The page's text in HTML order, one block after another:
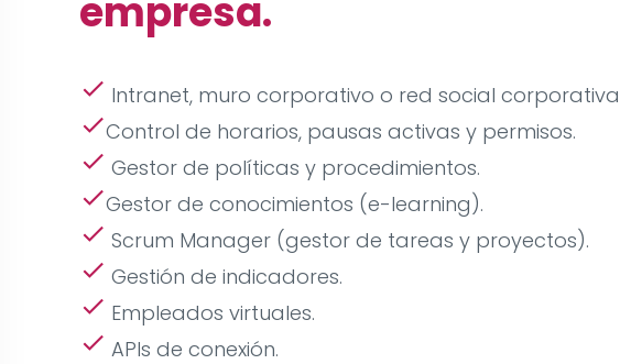
empresa.
checkIntranet, muro corporativo o red social
checkControl de horarios, pausas activas y permisos.
checkGestor de políticas y procedimientos.
checkGestor de conocimientos (e-learning).
checkScrum Manager (gestor de tareas y proyectos).
checkGestión de indicadores.
checkEmpleados virtuales.
checkAPIs de conexión.